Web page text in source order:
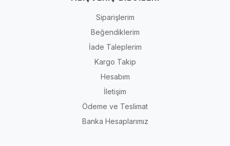
Siparişlerim
Beğendiklerim
İade Taleplerim
Kargo Takip
Hesabım
İletişim
Ödeme ve Teslimat
Banka Hesaplarımız